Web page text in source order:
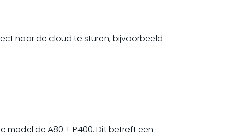
naar de cloud te sturen, bijvoorbeeld
model de A80 + P400. Dit betreft een